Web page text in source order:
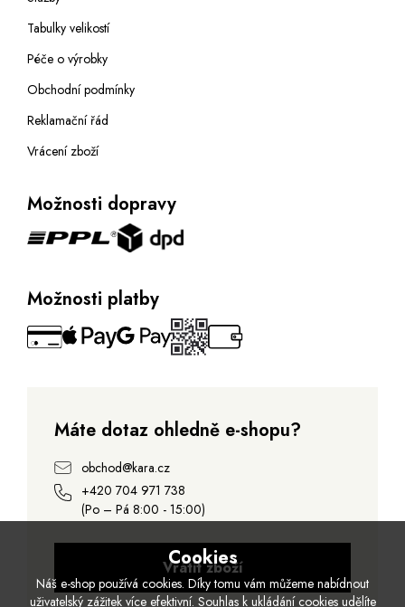
Tabulky velikostí
Péče o výrobky
Obchodní podmínky
Reklamační řád
Vrácení zboží
Možnosti dopravy
Možnosti platby
Máte dotaz ohledně e-shopu?
obchod@kara.cz
+420 704 971 738
(Po – Pá 8:00 - 15:00)
Vrátit zboží
Cookies
Náš e-shop používá cookies. Díky tomu vám můžeme nabídnout
uživatelský zážitek více efektivní. Souhlas k ukládání cookies udělíte